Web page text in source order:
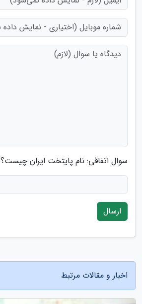
سوال اتفاقی: نام پایتخت ایران چیست؟
ارسال
اخبار و مقالات مرتبط